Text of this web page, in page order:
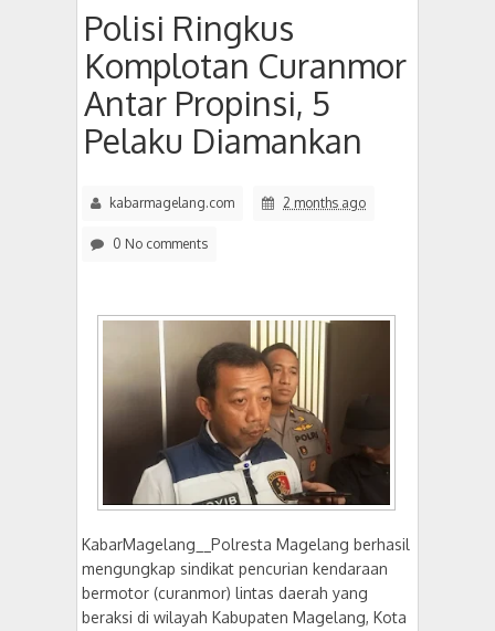
Polisi Ringkus
Komplotan Curanmor
Antar Propinsi, 5
Pelaku Diamankan
kabarmagelang.com 2 months ago
0 No comments
KabarMagelang__Polresta Magelang berhasil
mengungkap sindikat pencurian kendaraan
bermotor (curanmor) lintas daerah yang
beraksi di wilayah Kabupaten Magelang, Kota